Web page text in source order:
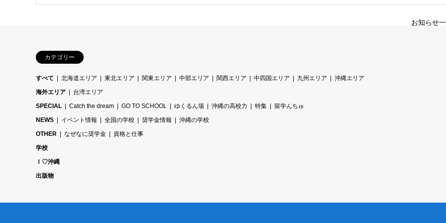
お知らせ
カテゴリー
すべて 北海道エリア 東北エリア 関東エリア 中部エリア 関西エリア 中四国エリア 九州エリア
沖縄エリア
海外エリア
台湾エリア
SPECIAL
Catch the dream GO TO SCHOOL ゆくるん場 沖縄の高校力 特集
留学んちゅ
NEWS
イベント情報 全国の学校 奨学金情報
沖縄の学校
OTHER
なぜなに奨学金
資格と仕事
学校
Ｉ♡沖縄
出版物